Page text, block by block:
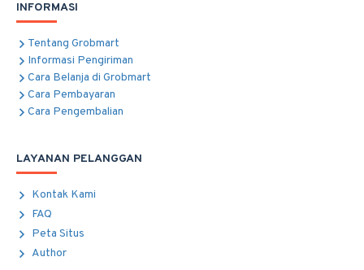
INFORMASI
Tentang Grobmart
Informasi Pengiriman
Cara Belanja di Grobmart
Cara Pembayaran
Cara Pengembalian
LAYANAN PELANGGAN
Kontak Kami
FAQ
Peta Situs
Author